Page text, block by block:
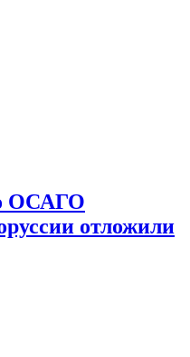
ОСАГО
отложили